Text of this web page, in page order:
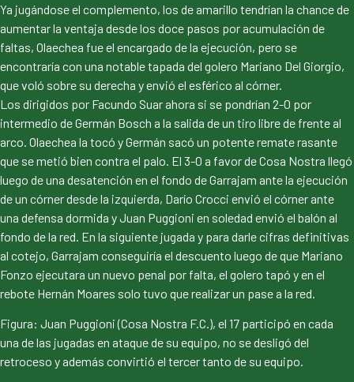
Ya jugándose el complemento, los de amarillo tendrían la chance de
aumentar la ventaja desde los doce pasos por acumulación de
faltas, Olaechea fue el encargado de la ejecución, pero se
encontraría con una notable tapada del golero Mariano Del Giorgio,
que voló sobre su derecha y envió el esférico al córner.
Los dirigidos por Facundo Suar ahora si se pondrían 2-0 por
intermedio de Germán Bosch a la salida de un tiro libre de frente al
arco. Olaechea la tocó y Germán sacó un potente remate rasante
que se metió bien contra el palo. El 3-0 a favor de Cosa Nostra llegó
luego de una desatención en el fondo de Garrajam ante la ejecución
de un córner desde la izquierda, Darío Crocci envió el córner ante
una defensa dormida y Juan Puggioni en soledad envió el balón al
fondo de la red. En la siguiente jugada y para darle cifras definitivas
al cotejo, Garrajam conseguiría el descuento luego de que Mariano
Fonzo ejecutara un nuevo penal por falta, el golero tapó y en el
rebote Hernán Moares solo tuvo que realizar un pase a la red.
Figura: Juan Puggioni (Cosa Nostra F.C.), el 17 participó en cada
una de las jugadas en ataque de su equipo, no se desligó del
retroceso y además convirtió el tercer tanto de su equipo.